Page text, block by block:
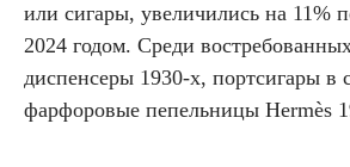
или сигары, увеличились на 11%
2024 годом. Среди
диспенсеры 1930-х, портсигары в
фарфоровые пепельницы Hermès